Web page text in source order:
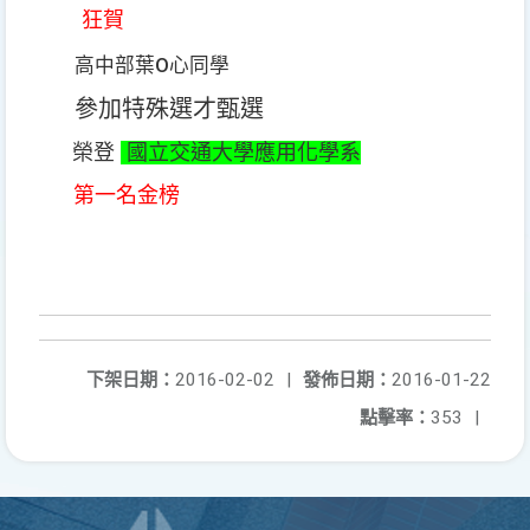
狂賀
高中部葉O心同學
參加特殊選才甄選
榮登
國立交通大學應用化學系
第一名金榜
發佈日期： 2016-01-22
下架日期： 2016-02-02
|
點擊率： 353 |